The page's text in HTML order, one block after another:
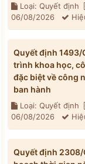
Loại: Quyết định
06/08/2026
Quyết định 1493/
trình khoa học,
đặc biệt về công
ban hành
Loại: Quyết định
06/08/2026
Quyết định 2308/